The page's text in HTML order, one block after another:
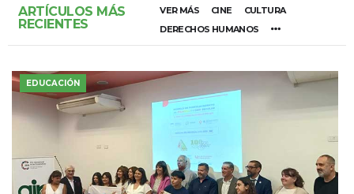
ARTÍCULOS MÁS
RECIENTES
VER MÁS CINE
CULTURA
DERECHOS HUMANOS
EDUCACIÓN